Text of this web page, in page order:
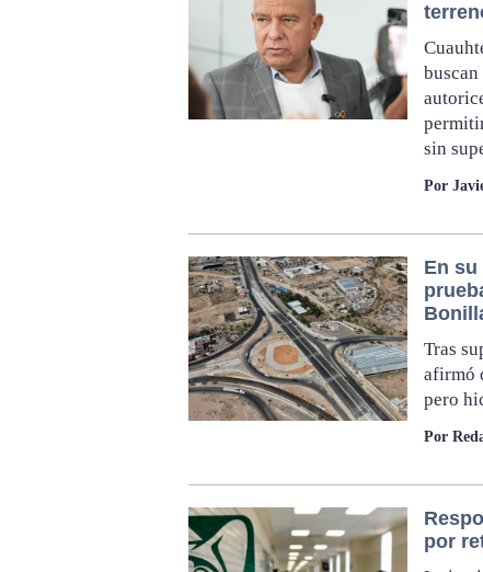
sin
Por
En su
Tras
afirmó
pero
Por
por